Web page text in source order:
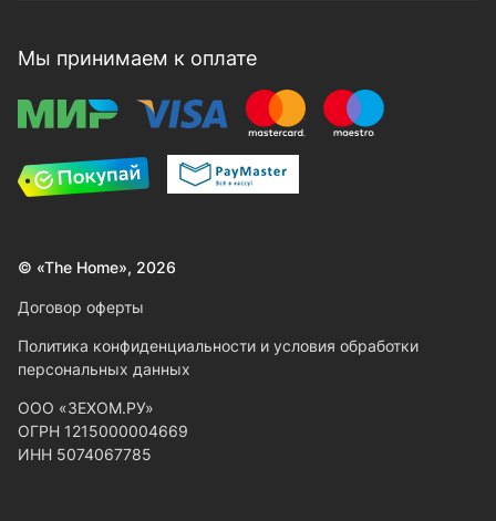
Мы принимаем к оплате
© «The Home», 2026
Договор оферты
Политика конфиденциальности и условия обработки
персональных данных
ООО «ЗЕХОМ.РУ»
ОГРН 1215000004669
ИНН 5074067785